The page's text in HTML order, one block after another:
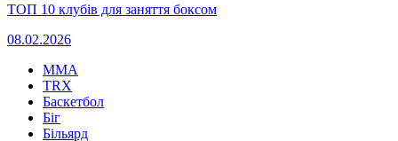
ТОП 10 клубів для заняття боксом
08.02.2026
MMA
TRX
Баскетбол
Біг
Більярд